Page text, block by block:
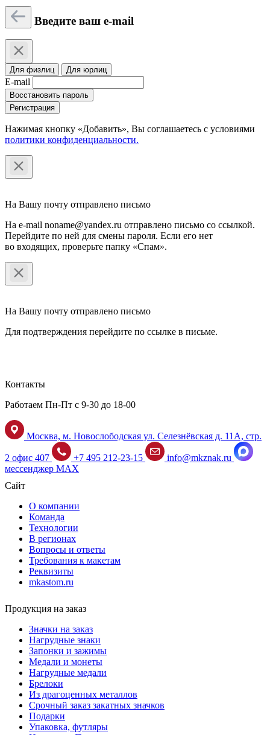
Введите ваш e-mail
Для физлиц Для юрлиц
E-mail
Восстановить пароль
Регистрация
Нажимая кнопку «Добавить», Вы соглашаетесь c условиями
политики конфиденциальности.
На Вашу почту отправлено письмо
На e-mail noname@yandex.ru отправлено письмо со ссылкой.
Перейдите по ней для смены пароля. Если его нет
во входящих, проверьте папку «Спам».
На Вашу почту отправлено письмо
Для подтверждения перейдите по ссылке в письме.
Контакты
Работаем Пн-Пт с 9-30 до 18-00
Москва, м. Новослободская ул. Селезнёвская д. 11А, стр.
2 офис 407 +7 495 212-23-15
info@mkznak.ru
мессенджер MAX
Сайт
О компании
Команда
Технологии
В регионах
Вопросы и ответы
Требования к макетам
Реквизиты
mkastom.ru
Продукция на заказ
Значки на заказ
Нагрудные знаки
Запонки и зажимы
Медали и монеты
Нагрудные медали
Брелоки
Из драгоценных металлов
Срочный заказ закатных значков
Подарки
Упаковка, футляры